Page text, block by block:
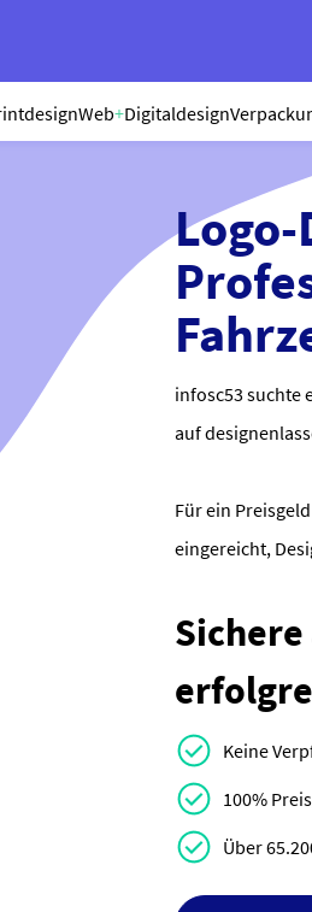
Web+Digitaldesign
infosc53 suchte
auf
Für ein
eingereicht,
Keine
100%
Über